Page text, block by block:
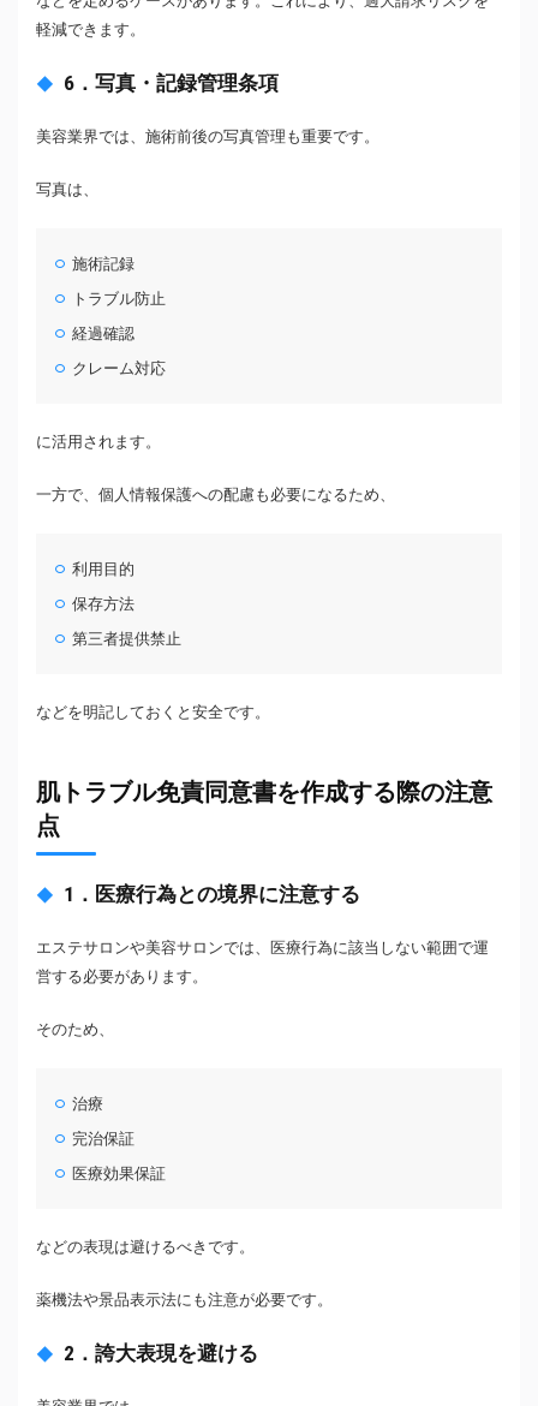
軽減できます。
6．写真・記録管理条項
美容業界では、施術前後の写真管理も重要です。
写真は、
施術記録
トラブル防止
経過確認
クレーム対応
に活用されます。
一方で、個人情報保護への配慮も必要になるため、
利用目的
保存方法
第三者提供禁止
などを明記しておくと安全です。
肌トラブル免責同意書を作成する際の注意
点
1．医療行為との境界に注意する
エステサロンや美容サロンでは、医療行為に該当しない範囲で運
営する必要があります。
そのため、
治療
完治保証
医療効果保証
などの表現は避けるべきです。
薬機法や景品表示法にも注意が必要です。
2．誇大表現を避ける